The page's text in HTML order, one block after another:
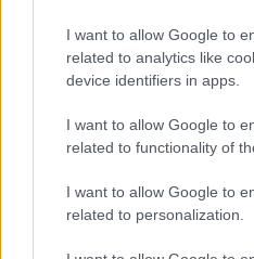
I want to allow Google to
related to analytics like
device identifiers in apps.
I want to allow Google to
related to functionality of
I want to allow Google to
related to personalization.